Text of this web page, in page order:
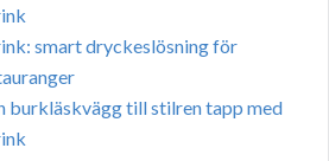
smart dryckeslösning för
burkläskvägg till stilren tapp med